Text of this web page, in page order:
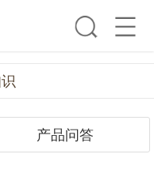
产品问答